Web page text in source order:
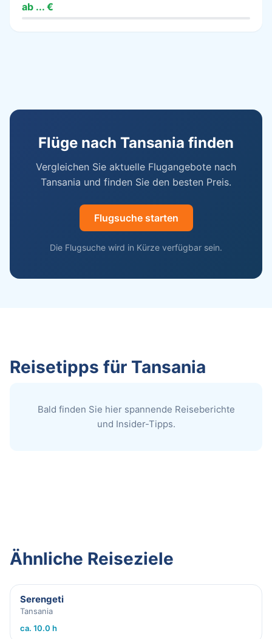
ab ... €
Flüge nach Tansania finden
Vergleichen Sie aktuelle Flugangebote nach
Tansania und finden Sie den besten Preis.
Flugsuche starten
Die Flugsuche wird in Kürze verfügbar sein.
Reisetipps für Tansania
Bald finden Sie hier spannende Reiseberichte
und Insider-Tipps.
Ähnliche Reiseziele
Serengeti
Tansania
ca. 10.0 h